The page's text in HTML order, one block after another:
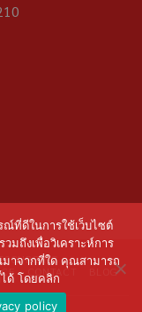
CONTACT
BLOG
ณ์ที่ดีในการใช้เว็บไซต์
มถึงเพื่อวิเคราะห์การ
มาจากที่ใด คุณสามารถ
ด้ โดยคลิก
policy